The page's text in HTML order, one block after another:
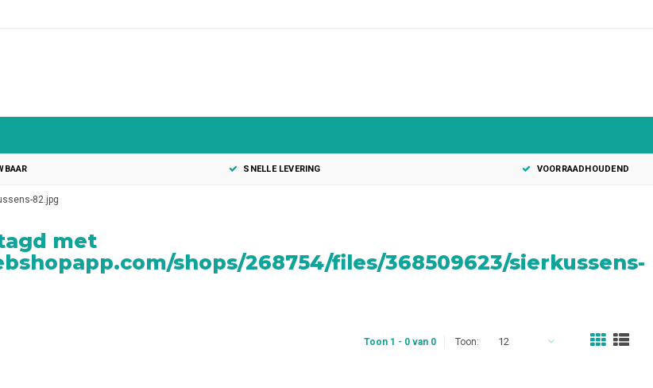
SNELLE LEVERING VOORRAADHOUDEND
82.jpg
met
shops/268754/files/368509623/sierkussens-
Toon 1 - 0 van 0 Toon: 12